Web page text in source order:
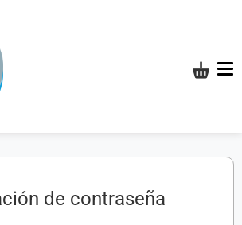
Mi
de contraseña